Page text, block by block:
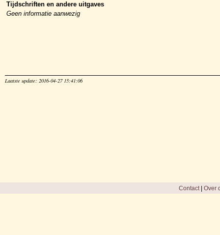
Tijdschriften en andere uitgaves
Geen informatie aanwezig
Laatste update: 2016-04-27 15:41:06
Contact| Over